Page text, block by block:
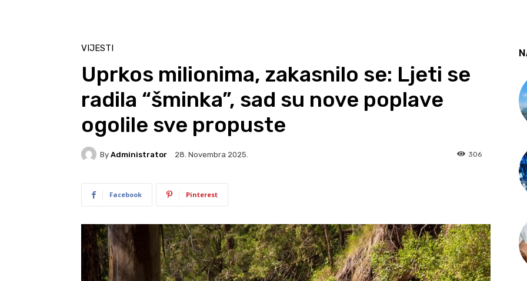
VIJESTI
Uprkos milionima, zakasnilo se: Ljeti se
radila “šminka”, sad su nove poplave
ogolile sve propuste
By Administrator 28. Novembra 2025. 306
Facebook Pinterest